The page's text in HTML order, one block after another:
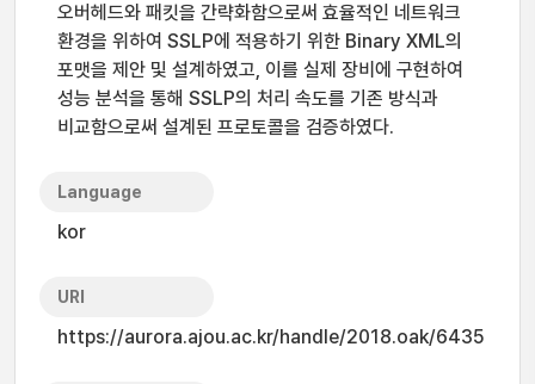
오버헤드와 패킷을 간략화함으로써 효율적인 네트워크
환경을 위하여 SSLP에 적용하기 위한 Binary XML의
포맷을 제안 및 설계하였고, 이를 실제 장비에 구현하여
성능 분석을 통해 SSLP의 처리 속도를 기존 방식과
비교함으로써 설계된 프로토콜을 검증하였다.
Language
kor
URI
https://aurora.ajou.ac.kr/handle/2018.oak/6435